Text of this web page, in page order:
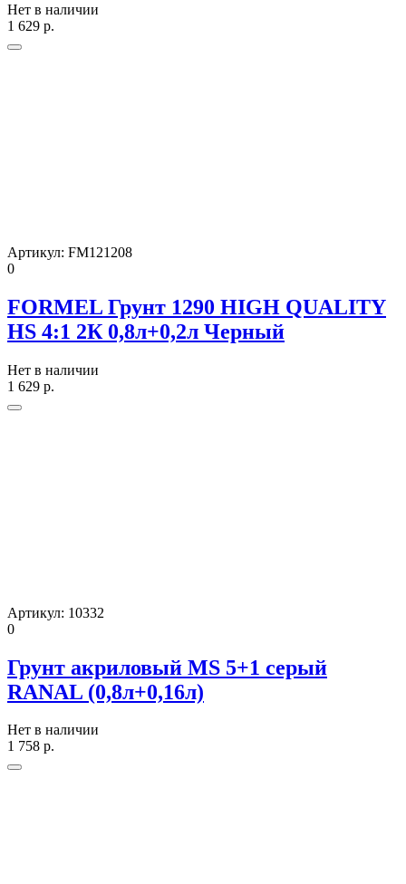
Нет в наличии
1 629 р.
Артикул: FM121208
0
FORMEL Грунт 1290 HIGH QUALITY
HS 4:1 2К 0,8л+0,2л Черный
Нет в наличии
1 629 р.
Артикул: 10332
0
Грунт акриловый MS 5+1 серый
RANAL (0,8л+0,16л)
Нет в наличии
1 758 р.